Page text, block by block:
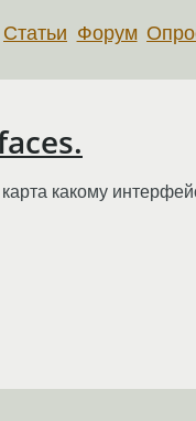
Статьи Форум
какому